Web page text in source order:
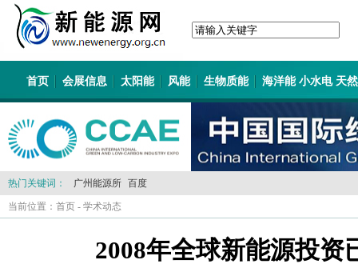
首页 会展信息 太阳能 风能 生物质能 海洋能 小水电 天
热门关键词： 广州能源所 百度
当前位置： 首页 - 学术动态
2008年全球新能源投资